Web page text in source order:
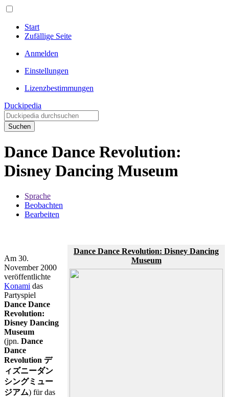
Start
Zufällige Seite
Anmelden
Einstellungen
Lizenzbestimmungen
Duckipedia
Suchen
Dance Dance Revolution:
Disney Dancing Museum
Sprache
Beobachten
Bearbeiten
Dance Dance Revolution: Disney Dancing
Museum
Am 30.
November 2000
veröffentlichte
Konami das
Partyspiel
Dance Dance
Revolution:
Disney Dancing
Museum
(jpn. Dance
Dance
Revolution デ
ィズニーダン
シングミュー
ジアム) für das